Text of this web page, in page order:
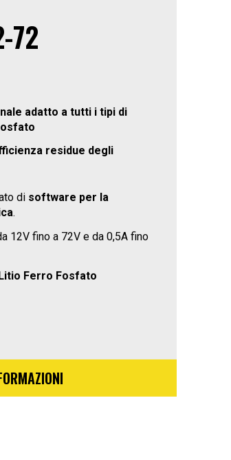
72
adatto a tutti i tipi di
residue degli
di software per la
.
12V fino a 72V e da 0,5A fino
Ferro Fosfato